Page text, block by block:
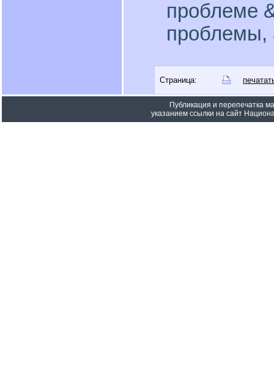
проблеме
проблемы,
Страница:
Публикация и перепечатка
указанием ссылки на сайт